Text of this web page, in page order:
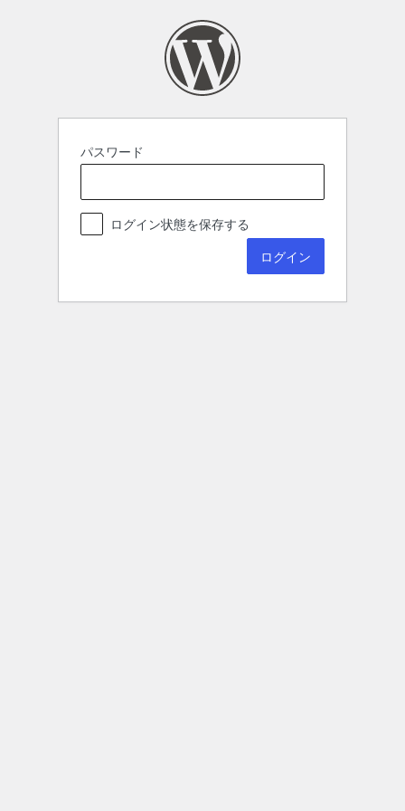
パスワード
ログイン状態を保存する